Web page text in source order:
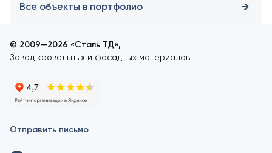
Все объекты в портфолио
© 2009—2026 «Сталь ТД»,
Завод кровельных и фасадных материалов
Отправить письмо